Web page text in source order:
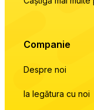
Companie
Despre noi
Ia legătura cu noi